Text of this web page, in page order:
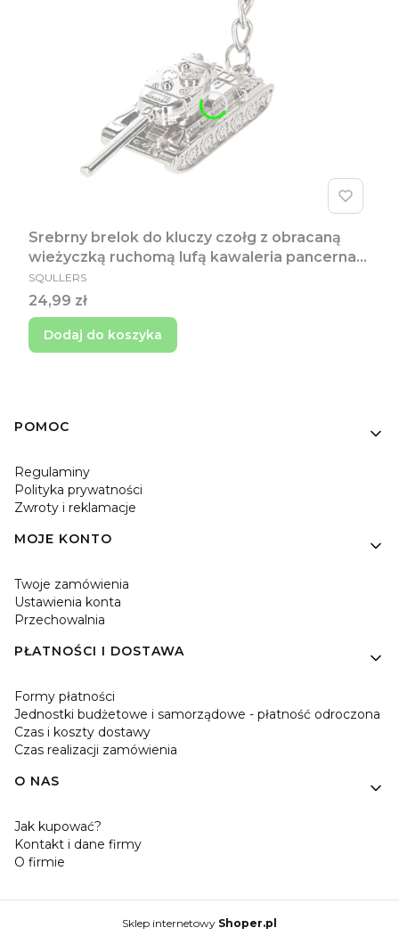
Srebrny brelok do kluczy czołg z obracaną
wieżyczką ruchomą lufą kawaleria pancerna
czołgista prezent dla chłopaka czołg dla
gracza prezent dla męża
PRODUCENT
SQULLERS
Cena
24,99 zł
Dodaj do koszyka
Linki w stopce
POMOC
Regulaminy
Polityka prywatności
Zwroty i reklamacje
MOJE KONTO
Twoje zamówienia
Ustawienia konta
Przechowalnia
PŁATNOŚCI I DOSTAWA
Formy płatności
Jednostki budżetowe i samorządowe - płatność odroczona
Czas i koszty dostawy
Czas realizacji zamówienia
O NAS
Jak kupować?
Kontakt i dane firmy
O firmie
Sklep internetowy Shoper.pl